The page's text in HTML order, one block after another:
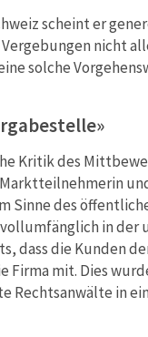
scheint er
nicht
solche
Kritik des
Sinne des
in der
dass die Kunden
mit. Dies
Rechtsanwälte in